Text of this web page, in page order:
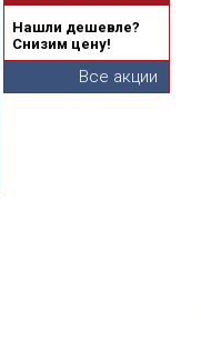
Нашли дешевле?
Снизим цену!
Все акции